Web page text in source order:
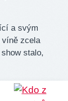
a svým
víně zcela
stalo,